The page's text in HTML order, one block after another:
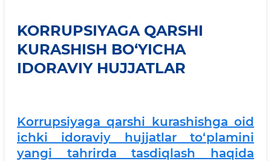
KORRUPSIYAGA QARSHI
KURASHISH BO‘YICHA
IDORAVIY HUJJATLAR
Korrupsiyaga qarshi kurashishga oid
ichki idoraviy hujjatlar to‘plamini
yangi tahrirda tasdiqlash haqida